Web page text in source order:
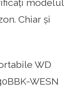
modelul
Chiar și
WD
WESN